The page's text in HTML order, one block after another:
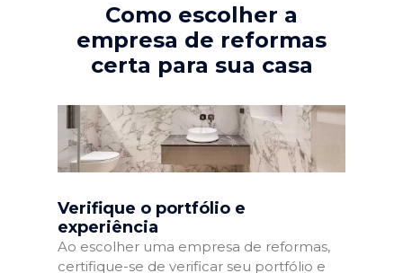
Como escolher a
empresa de reformas
certa para sua casa
Verifique o portfólio e
experiência
Ao escolher uma empresa de reformas,
certifique-se de verificar seu portfólio e